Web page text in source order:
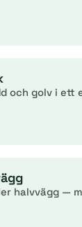
och golv i ett
halvvägg —